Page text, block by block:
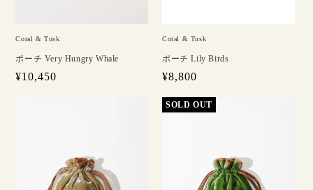
Coral & Tusk
ポーチ Very Hungry Whale
通
¥10,450
Coral & Tusk
ポーチ Lily Birds
通
価
¥8,800